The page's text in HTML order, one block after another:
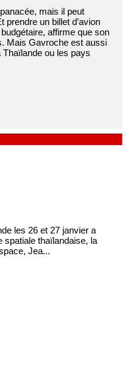
mais il peut
un billet d’avion
affirme que son
Mais Gavroche est aussi
Thaïlande ou les pays
les 26 et 27 janvier a
spatiale thaïlandaise, la
Jea...